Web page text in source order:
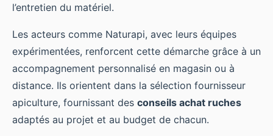
l’entretien du matériel.
Les acteurs comme Naturapi, avec leurs équipes
expérimentées, renforcent cette démarche grâce à un
accompagnement personnalisé en magasin ou à
distance. Ils orientent dans la sélection fournisseur
apiculture, fournissant des conseils achat ruches
adaptés au projet et au budget de chacun.